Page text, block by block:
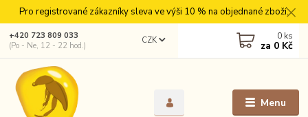
Pro registrované zákazníky sleva ve výši 10 % na objednané zboží.
Menu
CZK
+420 723 809 033
(Po - Ne, 12 - 22 hod.)
0 ks
za 0 Kč